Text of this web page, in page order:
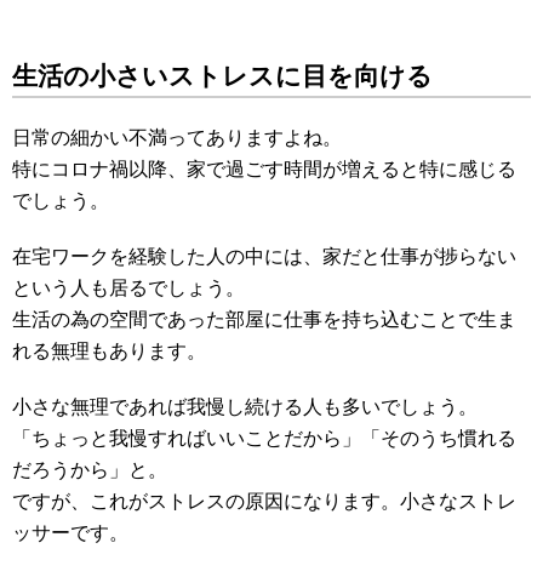
生活の小さいストレスに目を向ける
日常の細かい不満ってありますよね。
特にコロナ禍以降、家で過ごす時間が増えると特に感じる
でしょう。
在宅ワークを経験した人の中には、家だと仕事が捗らない
という人も居るでしょう。
生活の為の空間であった部屋に仕事を持ち込むことで生ま
れる無理もあります。
小さな無理であれば我慢し続ける人も多いでしょう。
「ちょっと我慢すればいいことだから」「そのうち慣れる
だろうから」と。
ですが、これがストレスの原因になります。小さなストレ
ッサーです。